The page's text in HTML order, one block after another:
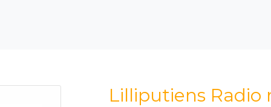
Lilliputiens Radio